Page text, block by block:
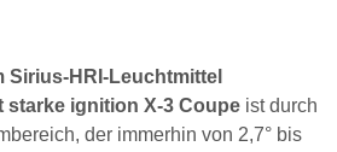
Sirius-HRI-Leuchtmittel
starke ignition X-3 Coupe ist durch
der immerhin von 2,7° bis